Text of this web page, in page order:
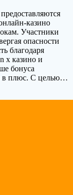
казино
Участники
опасности
благодаря
x казино и
бонуса
в плюс. С целью…